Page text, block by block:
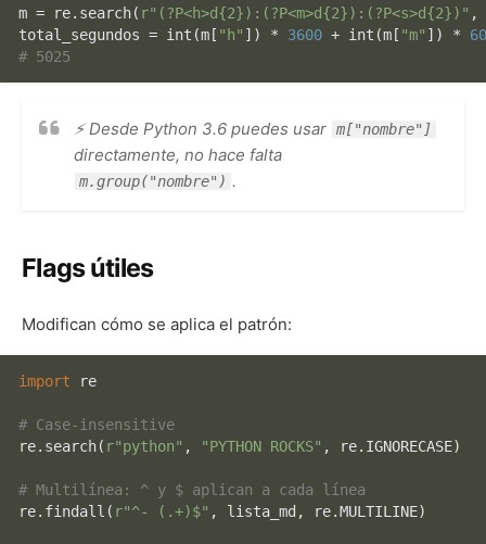
m = re.search( r"(?P<h>d{2}):(?P<m>d{2}):(?P<s>d{2})"
total_segundos = int (m[ "h" ]) * 3600 + int (m[ "m" ]) *
# 5025
⚡ Desde Python 3.6 puedes usar m["nombre"]
directamente, no hace falta
m.group("nombre") .
Flags útiles
Modifican cómo se aplica el patrón:
import re
# Case-insensitive
re.search( r"python" , "PYTHON ROCKS" ,
# Multilínea: ^ y $ aplican a cada línea
re.findall( r"^- (.+)$" , lista_md, re.MULTILINE)